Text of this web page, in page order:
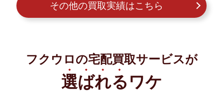
その他の買取実績はこちら
フクウロの宅配買取サービスが
選ばれる ワケ